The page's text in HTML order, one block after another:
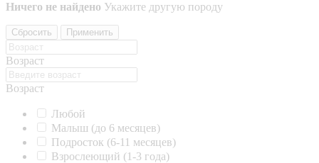
Ничего не найдено Укажите другую породу
Сбросить Применить
Возраст
Возраст
Любой
Малыш (до 6 месяцев)
Подросток (6-11 месяцев)
Взрослеющий (1-3 года)